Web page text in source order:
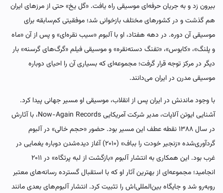
بیرون زد و به جریان حرفه‌ای موسیقی راه یافت. «گل یخ» حتی از مرزهای ایران
هم گذشت و در کشورهای مختلف بازخوانی شد؛ موفقیتی کم‌سابقه برای
موسیقی آن دوره. در دهه هفتاد، او با آلبوم «سیب نقره‌ای» و پس از آن «ماه
و پلنگ»، «کابوس»، «تفنگ دسته‌نقره» و موسیقی فیلم «گرگ‌های گرسنه» بار
دیگر در مرکز توجه قرار گرفت؛ مجموعه‌ای که بسیاری آن را احیای دوباره
موسیقی مدرن در ایران می‌دانند.
با وجود ماندنش در ایران پس از انقلاب، موسیقی او مسیر جهانی پیدا کرد.
آشنایی ایوتن آلاپات، مدیر شرکت آمریکایی Now-Again Records، با آثارش
در سال ۱۳۸۸ نقطه عطف این مسیر بود. حضور «حجم خالی» در آلبوم
گردآوری‌شده «زنجیر خودت را بباف» (۲۰۱۰) آغاز دیده‌شدن دوباره یغمایی در
غرب بود. این همکاری به انتشار آلبوم «بازگشت از لبه پرتگاه» در ۲۰۱۱
انجامید؛ مجموعه‌ای از بهترین آثار او که با استقبال گسترده رسانه‌های معتبر
روبه‌رو شد و جایگاه بین‌المللی‌اش را تثبیت کرد. انتشار آلبوم‌های بعدی مانند